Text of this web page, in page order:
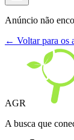
Anúncio não
← Voltar para os
AGR
A busca que